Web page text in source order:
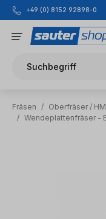
Zum Hauptinhalt
+49 (0) 8152 92898-0
Suchbegriff
Fräsen / Oberfräser /
/ Wendeplattenfräser -